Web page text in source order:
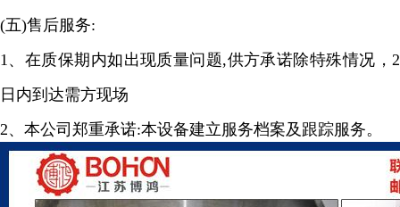
(五)售后服务:
1、在质保期内如出现质量问题,供方承诺除特殊情况，2
日 内到达需方现场
2、本公司郑重承诺:本设备建立服务档案及跟踪服务。